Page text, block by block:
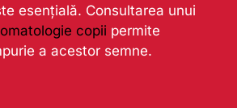
esențială. Consultarea unui
copii permite
a acestor semne.